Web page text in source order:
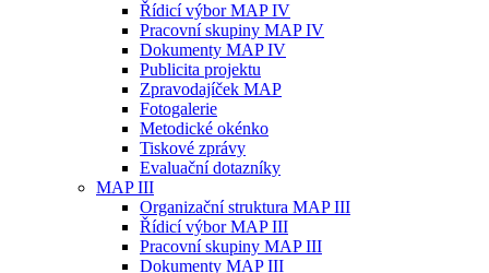
Řídicí výbor MAP IV
Pracovní skupiny MAP IV
Dokumenty MAP IV
Publicita projektu
Zpravodajíček MAP
Fotogalerie
Metodické okénko
Tiskové zprávy
Evaluační dotazníky
MAP III
Organizační struktura MAP III
Řídicí výbor MAP III
Pracovní skupiny MAP III
Dokumenty MAP III